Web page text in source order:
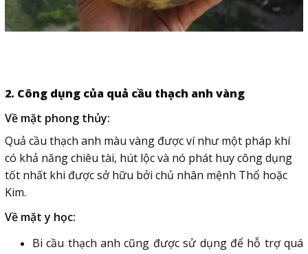
2. Công dụng của quả cầu thạch anh vàng
Về mặt phong thủy:
Quả cầu thạch anh màu vàng được ví như một pháp khí
có khả năng chiêu tài, hút lộc và nó phát huy công dụng
tốt nhất khi được sở hữu bởi chủ nhân mệnh Thổ hoặc
Kim.
Về mặt y học:
Bi cầu thạch anh cũng được sử dụng để hỗ trợ quá